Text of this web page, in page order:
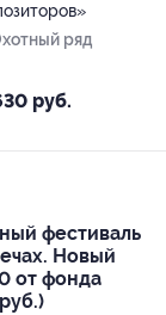
ряд
руб.
фестиваль
Новый
от фонда